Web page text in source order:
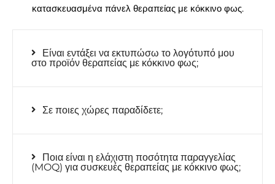
κατασκευασμένα πάνελ θεραπείας με κόκκινο φως.
Είναι εντάξει να εκτυπώσω το λογότυπό μου
στο προϊόν θεραπείας με κόκκινο φως;
Σε ποιες χώρες παραδίδετε;
Ποια είναι η ελάχιστη ποσότητα παραγγελίας
(MOQ) για συσκευές θεραπείας με κόκκινο φως;